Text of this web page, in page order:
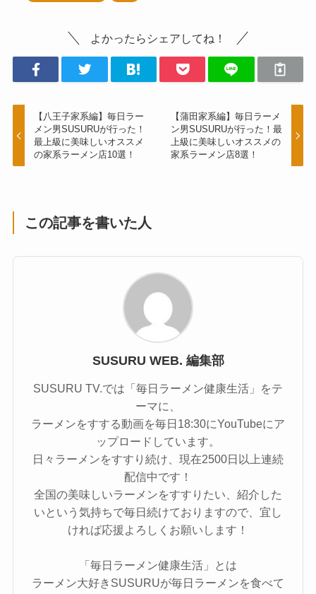
よかったらシェアしてね！
【八王子家系編】毎日ラー
メン男SUSURUが行った！
最上級に美味しいオススメ
の家系ラーメン店10選！
【蒲田家系編】毎日ラーメ
ン男SUSURUが行った！最
上級に美味しいオススメの
家系ラーメン店8選！
この記事を書いた人
SUSURU WEB. 編集部
SUSURU TV.では「毎日ラーメン健康生活」をテ
ーマに、
ラーメンをすする動画を毎日18:30にYouTubeにア
ップロードしています。
日々ラーメンをすすり続け、現在2500日以上連続
配信中です！
全国の美味しいラーメンをすすりたい、紹介した
いという気持ちで毎日続けておりますので、宜し
ければ応援よろしくお願いします！
「毎日ラーメン健康生活」とは
ラーメン大好きSUSURUが毎日ラーメンを食べて